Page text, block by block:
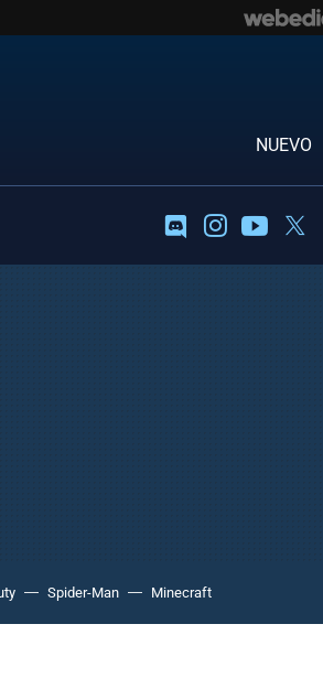
NUEVO
DiscordInstagram
Spider-Man Minecraft